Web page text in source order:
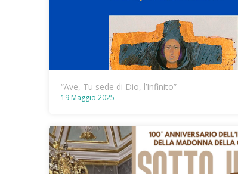
“Ave, Tu sede di Dio, l’Infinito”
19 Maggio 2025